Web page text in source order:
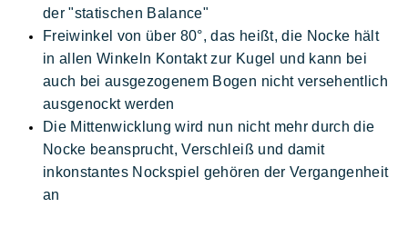
der "statischen Balance"
Freiwinkel von über 80°, das heißt, die Nocke hält
in allen Winkeln Kontakt zur Kugel und kann bei
auch bei ausgezogenem Bogen nicht versehentlich
ausgenockt werden
Die Mittenwicklung wird nun nicht mehr durch die
Nocke beansprucht, Verschleiß und damit
inkonstantes Nockspiel gehören der Vergangenheit
an